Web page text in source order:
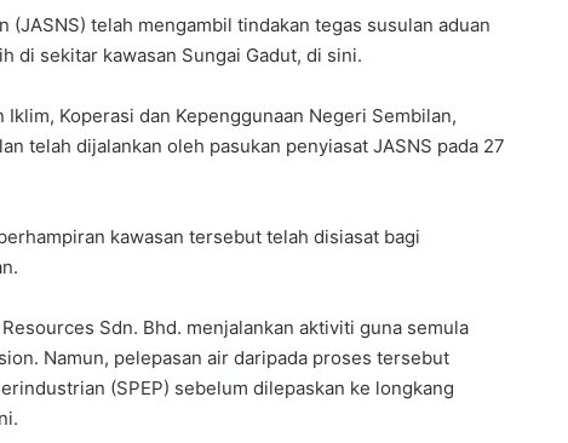
(JASNS) telah mengambil tindakan tegas susulan aduan
di sekitar kawasan Sungai Gadut, di sini.
Koperasi dan Kepenggunaan Negeri Sembilan,
telah dijalankan oleh pasukan penyiasat JASNS pada 27
kawasan tersebut telah disiasat bagi
Sdn. Bhd. menjalankan aktiviti guna semula
Namun, pelepasan air daripada proses tersebut
(SPEP) sebelum dilepaskan ke longkang